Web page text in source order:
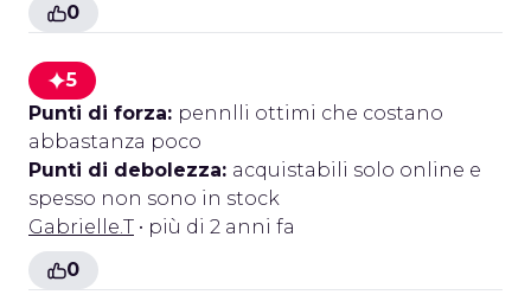
0
5
Punti di forza: pennlli ottimi che costano
abbastanza poco
Punti di debolezza: acquistabili solo online e
spesso non sono in stock
Gabrielle.T • più di 2 anni fa
0